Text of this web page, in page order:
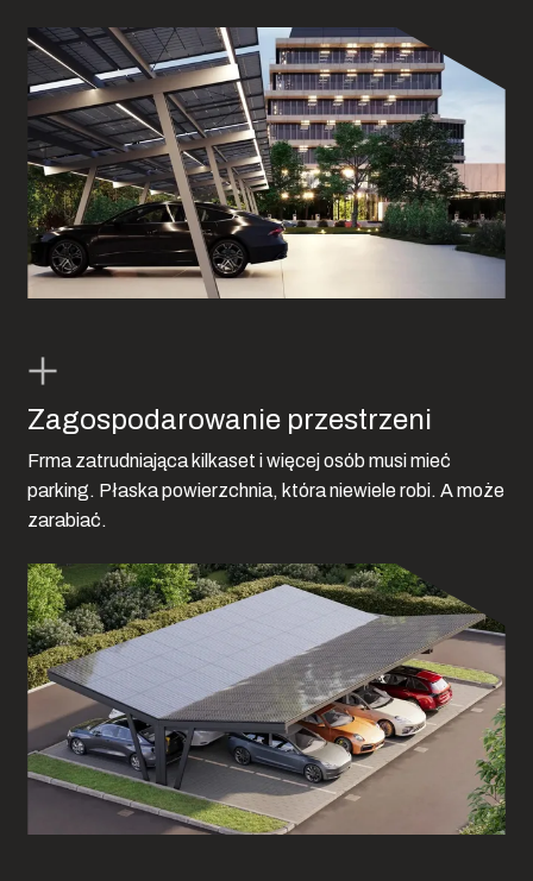
Zagospodarowanie przestrzeni
Frma zatrudniająca kilkaset i więcej osób musi mieć
parking. Płaska powierzchnia, która niewiele robi. A może
zarabiać.